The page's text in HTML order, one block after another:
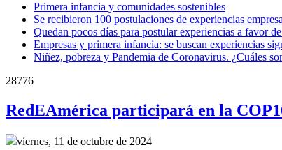
Primera infancia y comunidades sostenibles
Se recibieron 100 postulaciones de experiencias
Quedan pocos días para postular experiencias a favor
Empresas y primera infancia: se buscan experiencias
Niñez, pobreza y Pandemia de Coronavirus. ¿Cuáles
28776
RedEAmérica participará en la
viernes, 11 de octubre de 2024